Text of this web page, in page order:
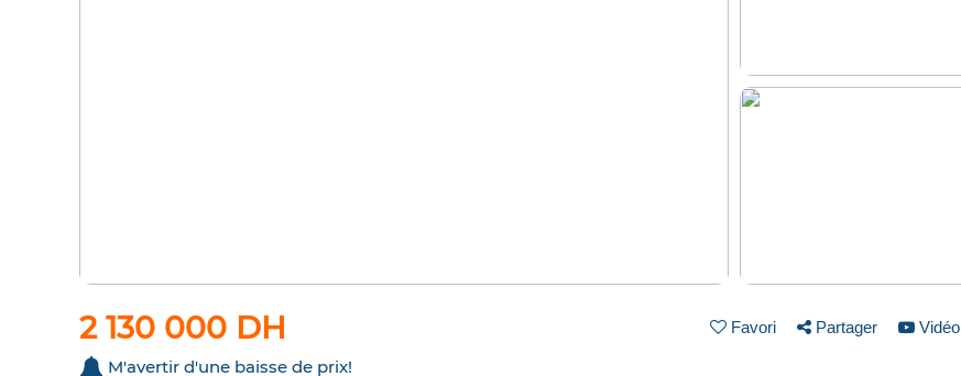
2 130 000 DH Favori Partager Vidéo
M'avertir d'une baisse de prix!